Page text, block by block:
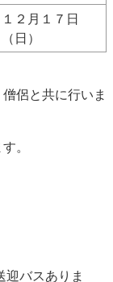
１２月１７日
（日）
侶と共に行いま
。
バスありま